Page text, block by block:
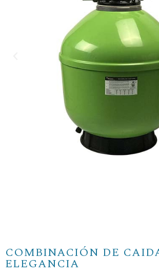
COMBINACIÓN DE
ELEGANCIA